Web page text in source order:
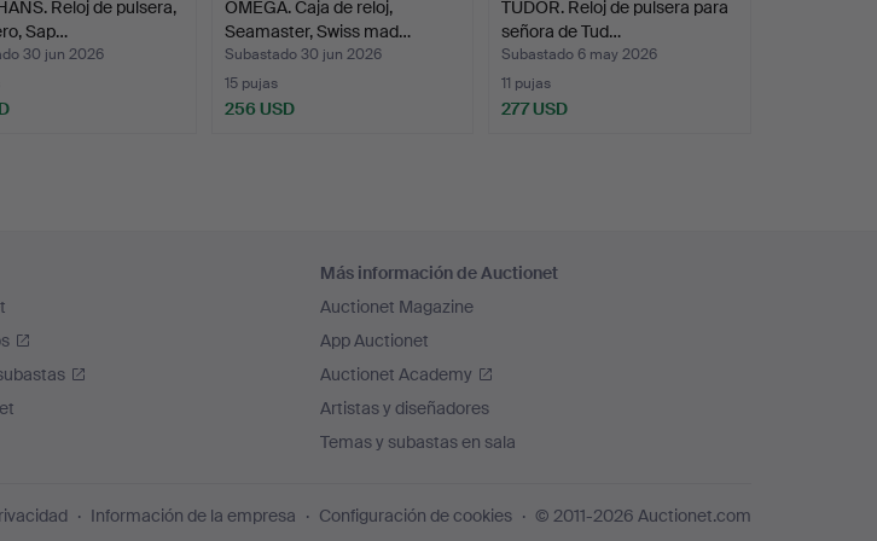
Reloj de pulsera,
Sap…
30 jun 2026
OMEGA. Caja de reloj,
Seamaster, Swiss mad…
Subastado 30 jun 2026
15 pujas
256 USD
TUDOR. Reloj de pulsera para
señora de Tud…
Subastado 6 may 2026
11 pujas
277 USD
Más información de Auctionet
Auctionet Magazine
App Auctionet
Auctionet Academy
Artistas y diseñadores
Temas y subastas en sala
Información de la empresa Configuración de cookies © 2011-2026 Auctionet.com